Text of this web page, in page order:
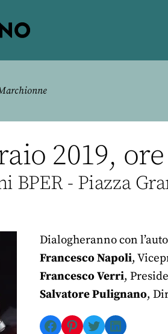
2019,
BPER - Piazza
Dialogheranno con
Francesco Napoli,
Francesco Verri,
Salvatore Pulignano,
Facebook
Pinterest
TwitterLinkedIn